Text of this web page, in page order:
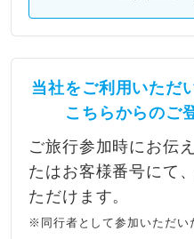
当社をご利用いただ
こちらからのご
ご旅行参加時にお伝
たはお客様番号にて
ただけます。
※同行者として参加いただい